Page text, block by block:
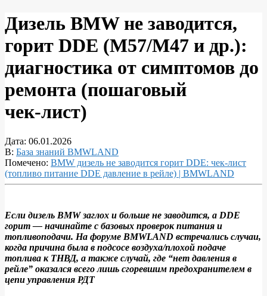
Дизель BMW не заводится,
горит DDE (M57/M47 и др.):
диагностика от симптомов до
ремонта (пошаговый
чек‑лист)
Дата: 06.01.2026
В: База знаний BMWLAND
Помечено: BMW дизель не заводится горит DDE: чек‑лист
(топливо питание DDE давление в рейле) | BMWLAND
Дизель
BMW
не
заводится,
Если дизель BMW заглох и больше не заводится, а DDE
горит — начинайте с базовых проверок питания и
топливоподачи. На форуме BMWLAND встречались случаи,
когда причина была в подсосе воздуха/плохой подаче
топлива к ТНВД, а также случай, где “нет давления в
рейле” оказался всего лишь сгоревшим предохранителем в
цепи управления РДТ​